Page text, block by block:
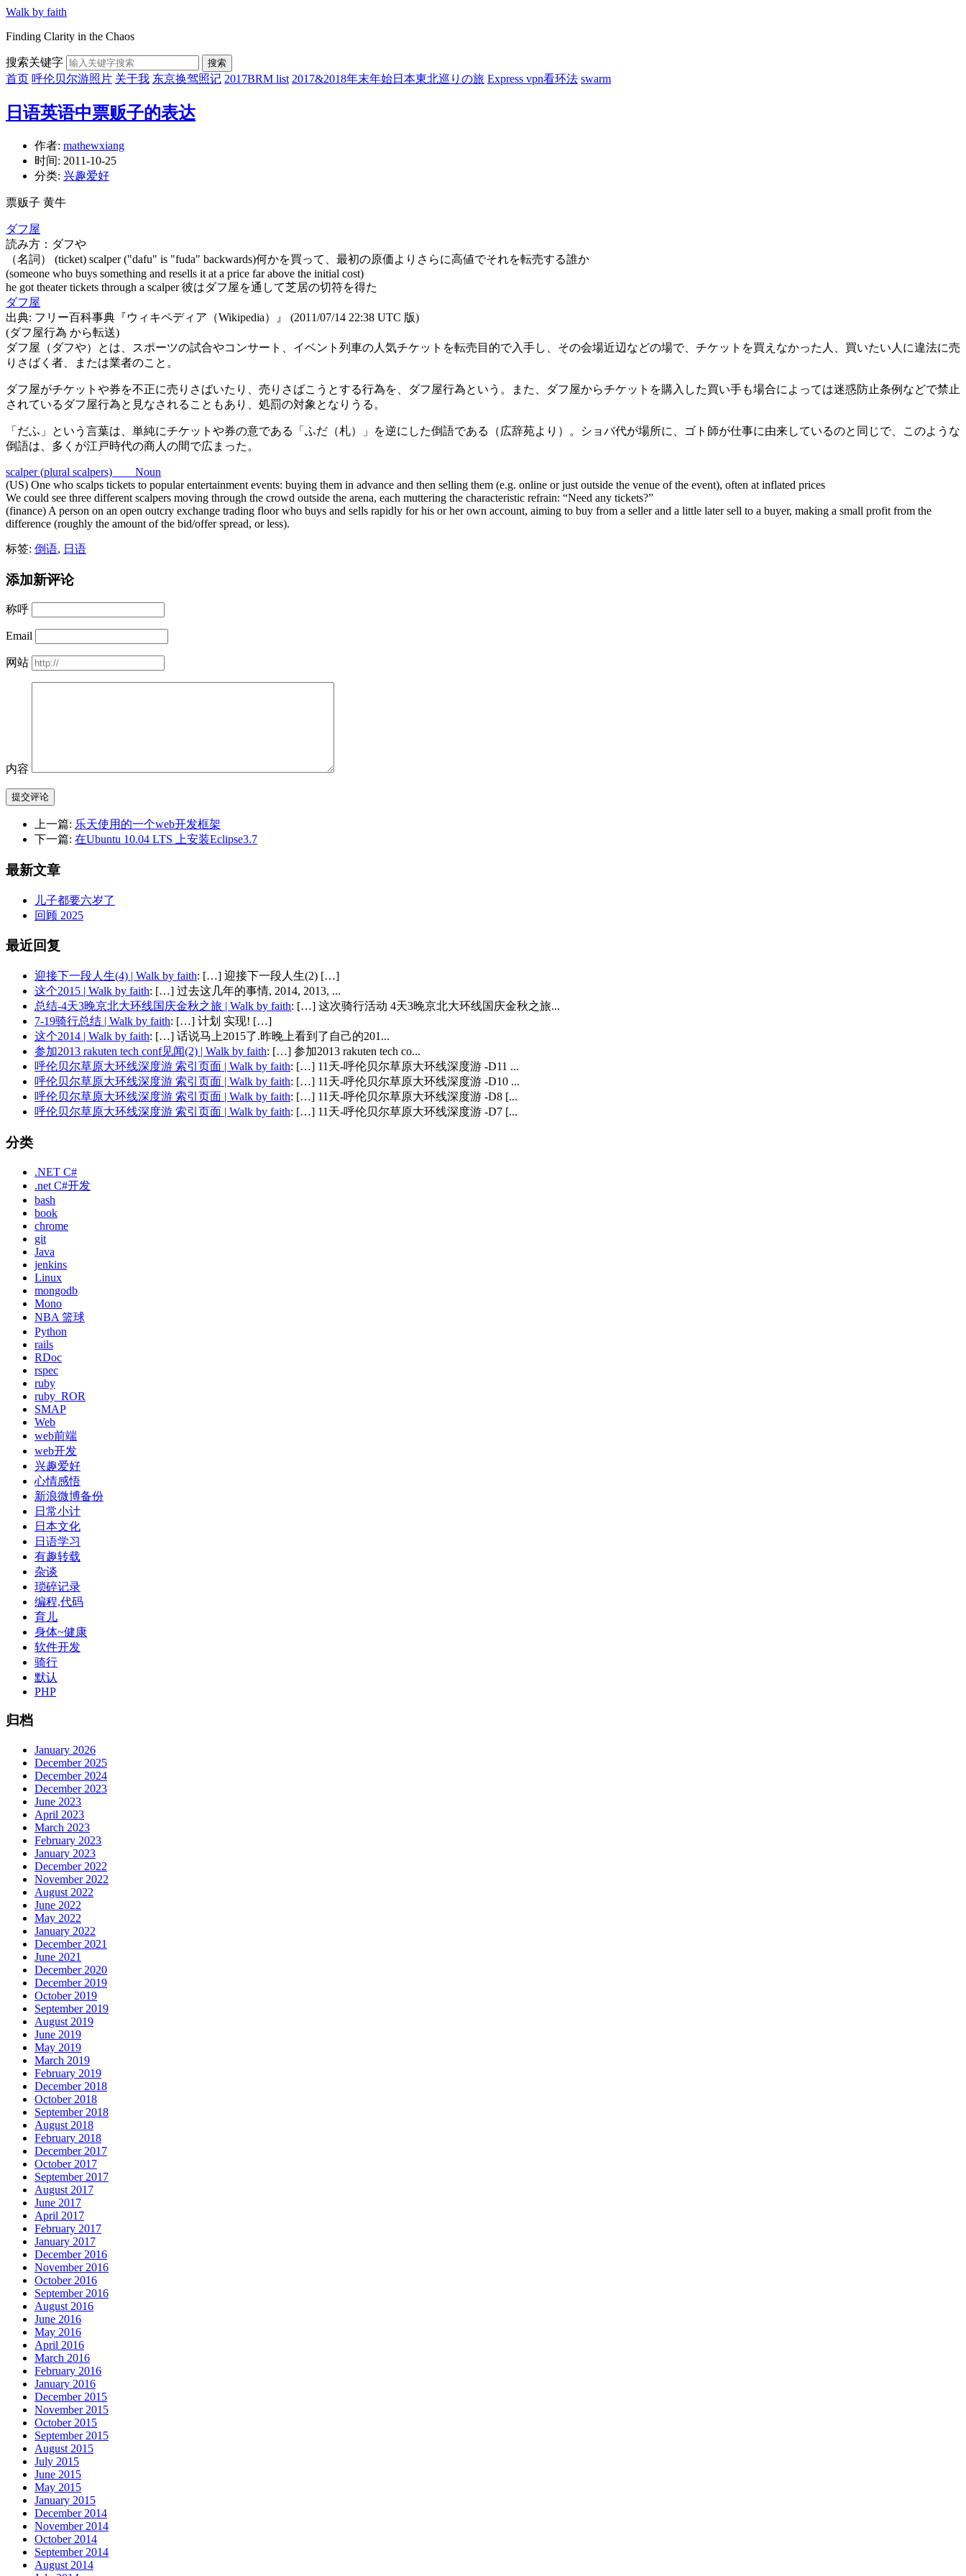
Walk by faith
Finding Clarity in the Chaos
搜索关键字 搜索
首页 呼伦贝尔游照片 关于我 东京换驾照记 2017BRM list 2017&2018年末年始日本東北巡りの旅 Express vpn看环法 swarm
日语英语中票贩子的表达
作者: mathewxiang
时间: 2011-10-25
分类: 兴趣爱好
票贩子 黄牛
ダフ屋
読み方：ダフや
（名詞） (ticket) scalper ("dafu" is "fuda" backwards)何かを買って、最初の原価よりさらに高値でそれを転売する誰か
(someone who buys something and resells it at a price far above the initial cost)
he got theater tickets through a scalper 彼はダフ屋を通して芝居の切符を得た
ダフ屋
出典: フリー百科事典『ウィキペディア（Wikipedia）』 (2011/07/14 22:38 UTC 版)
(ダフ屋行為 から転送)
ダフ屋（ダフや）とは、スポーツの試合やコンサート、イベント列車の人気チケットを転売目的で入手し、その会場近辺などの場で、チケットを買えなかった人、買いたい人に違法に売
りさばく者、または業者のこと。
ダフ屋がチケットや券を不正に売りさばいたり、売りさばこうとする行為を、ダフ屋行為という。また、ダフ屋からチケットを購入した買い手も場合によっては迷惑防止条例などで禁止
されているダフ屋行為と見なされることもあり、処罰の対象となりうる。
「だふ」という言葉は、単純にチケットや券の意である「ふだ（札）」を逆にした倒語である（広辞苑より）。ショバ代が場所に、ゴト師が仕事に由来しているのと同じで、このような
倒語は、多くが江戸時代の商人の間で広まった。
scalper (plural scalpers) Noun
(US) One who scalps tickets to popular entertainment events: buying them in advance and then selling them (e.g. online or just outside the venue of the event), often at inflated prices
We could see three different scalpers moving through the crowd outside the arena, each muttering the characteristic refrain: “Need any tickets?”
(finance) A person on an open outcry exchange trading floor who buys and sells rapidly for his or her own account, aiming to buy from a seller and a little later sell to a buyer, making a small profit from the
difference (roughly the amount of the bid/offer spread, or less).
标签: 倒语, 日语
添加新评论
称呼
Email
网站
内容
提交评论
上一篇: 乐天使用的一个web开发框架
下一篇: 在Ubuntu 10.04 LTS 上安装Eclipse3.7
最新文章
儿子都要六岁了
回顾 2025
最近回复
迎接下一段人生(4) | Walk by faith: […] 迎接下一段人生(2) […]
这个2015 | Walk by faith: […] 过去这几年的事情, 2014, 2013, ...
总结-4天3晚京北大环线国庆金秋之旅 | Walk by faith: […] 这次骑行活动 4天3晚京北大环线国庆金秋之旅...
7-19骑行总结 | Walk by faith: […] 计划 实现! […]
这个2014 | Walk by faith: […] 话说马上2015了.昨晚上看到了自己的201...
参加2013 rakuten tech conf见闻(2) | Walk by faith: […] 参加2013 rakuten tech co...
呼伦贝尔草原大环线深度游 索引页面 | Walk by faith: […] 11天-呼伦贝尔草原大环线深度游 -D11 ...
呼伦贝尔草原大环线深度游 索引页面 | Walk by faith: […] 11天-呼伦贝尔草原大环线深度游 -D10 ...
呼伦贝尔草原大环线深度游 索引页面 | Walk by faith: […] 11天-呼伦贝尔草原大环线深度游 -D8 [...
呼伦贝尔草原大环线深度游 索引页面 | Walk by faith: […] 11天-呼伦贝尔草原大环线深度游 -D7 [...
分类
.NET C#
.net C#开发
bash
book
chrome
git
Java
jenkins
Linux
mongodb
Mono
NBA 篮球
Python
rails
RDoc
rspec
ruby
ruby_ROR
SMAP
Web
web前端
web开发
兴趣爱好
心情感悟
新浪微博备份
日常小计
日本文化
日语学习
有趣转载
杂谈
琐碎记录
编程,代码
育儿
身体~健康
软件开发
骑行
默认
PHP
归档
January 2026
December 2025
December 2024
December 2023
June 2023
April 2023
March 2023
February 2023
January 2023
December 2022
November 2022
August 2022
June 2022
May 2022
January 2022
December 2021
June 2021
December 2020
December 2019
October 2019
September 2019
August 2019
June 2019
May 2019
March 2019
February 2019
December 2018
October 2018
September 2018
August 2018
February 2018
December 2017
October 2017
September 2017
August 2017
June 2017
April 2017
February 2017
January 2017
December 2016
November 2016
October 2016
September 2016
August 2016
June 2016
May 2016
April 2016
March 2016
February 2016
January 2016
December 2015
November 2015
October 2015
September 2015
August 2015
July 2015
June 2015
May 2015
January 2015
December 2014
November 2014
October 2014
September 2014
August 2014